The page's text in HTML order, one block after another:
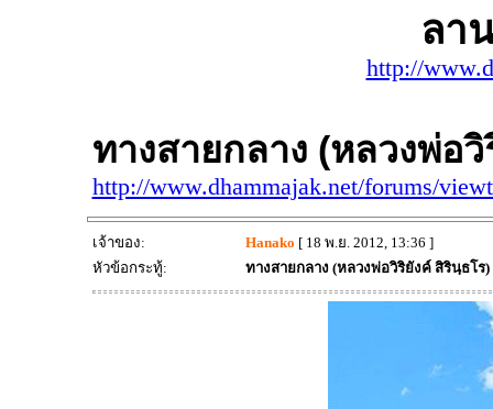
ลา
http://
ทางสายกลาง (หลวงพ่อ
http://www.dhammajak.net/forums/
เจ้าของ: Hanako [ 18 พ.ย. 2012, 13:36 ]
หัวข้อกระทู้:
ทางสายกลาง (หลวงพ่อวิริยังค์ สิรินฺธโร)